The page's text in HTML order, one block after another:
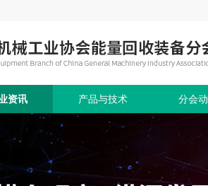
资讯 产品与技术 分会